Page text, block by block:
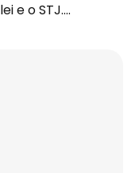
e o STJ....